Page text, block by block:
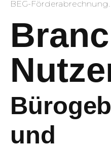
BEG-Förderabrechnung.
und